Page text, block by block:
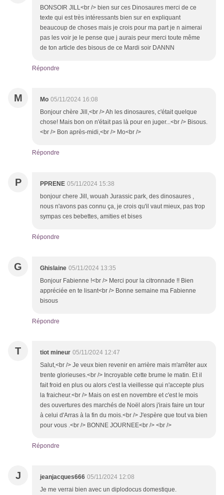
BONSOIR JILL<br /> bien sur ces Dinosaures merci de ce
texte qui est très intéressants bien sur en expliquant
beaucoup de choses mais je crois pour ma part je n aimerai
pas les voir je le pense que j aurais peur merci toute même
de ton article des bisous de ce Mardi soir DANNN
Répondre
M Mo 05/11/2024 16:08
Bonjour chère Jill,<br /> Ah les dinosaures, c'était quelque
chose! Mais bon on n'était pas là pour en juger...<br /> Bisous.
<br /> Bon après-midi,<br /> Mo<br />
Répondre
P PPRENE 05/11/2024 15:38
bonjour chere Jill, wouah Jurassic park, des dinosaures ,
nous n'avons pas connu ça, je crois qu'il vaut mieux, pas trop
sympas ces bebettes, amities et bises
Répondre
G Ghislaine 05/11/2024 13:35
Bonjour Fabienne !<br /> Merci pour la citronnade !! Bien
appréciée en te lisant<br /> Bonne semaine ma Fabienne
bisous
Répondre
T tiot mineur 05/11/2024 12:47
Salut,<br /> Je veux bien revenir en arrière mais m'arrêter aux
trente glorieuses.<br /> Incroyable cette brume le matin. Et il
fait froid en plus ou alors c'est la vieillesse qui n'accepte plus
la fraicheur.<br /> Mais on est en novembre et c'est le mois
des ouvertures des marchés de Noël alors j'irais faire un tour
à celui d'Arras à la fin du mois.<br /> J'espère que tout va bien
pour vous .<br /> BONNE JOURNEE<br /> <br />
Répondre
J jeanjacques666 05/11/2024 12:08
Je me verrai bien avec un diplodocus domestique.